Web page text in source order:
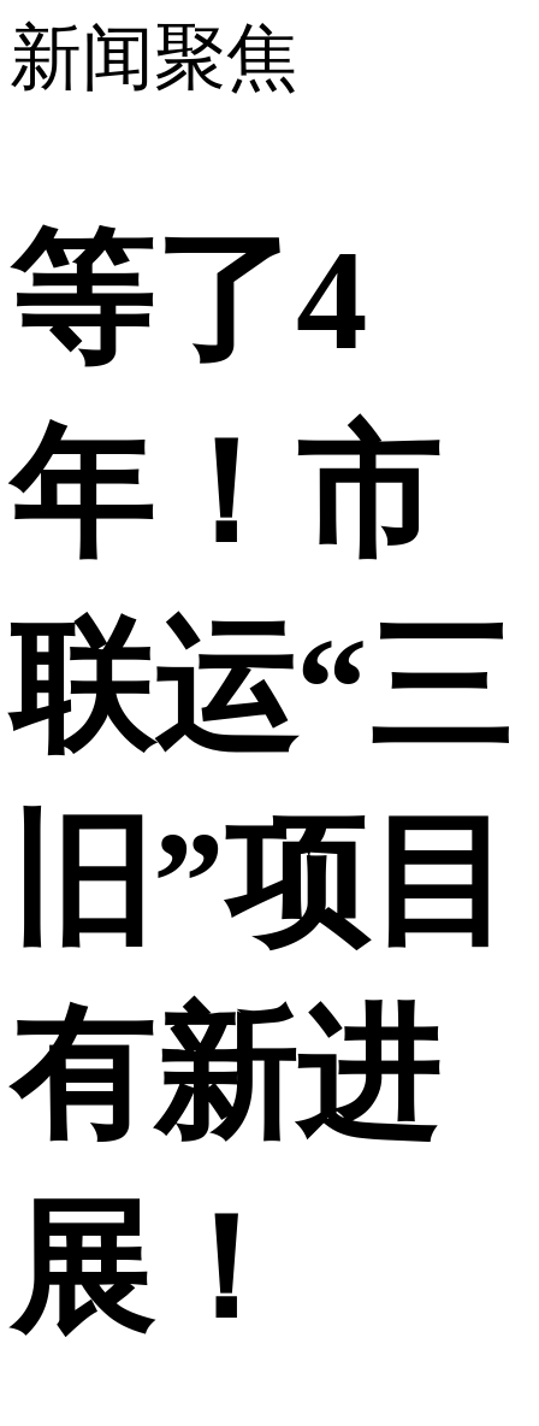
新闻聚焦
等了4
年！市
联运“三
旧”项目
有新进
展！